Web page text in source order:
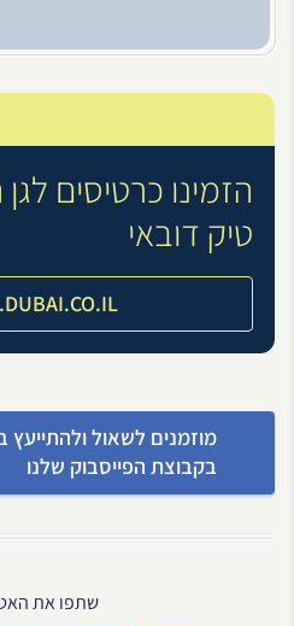
הזמינו כרטיסים
טיק דובאי
מוזמנים לשאול
בקבוצת הפייסבוק שלנו
שתפו את